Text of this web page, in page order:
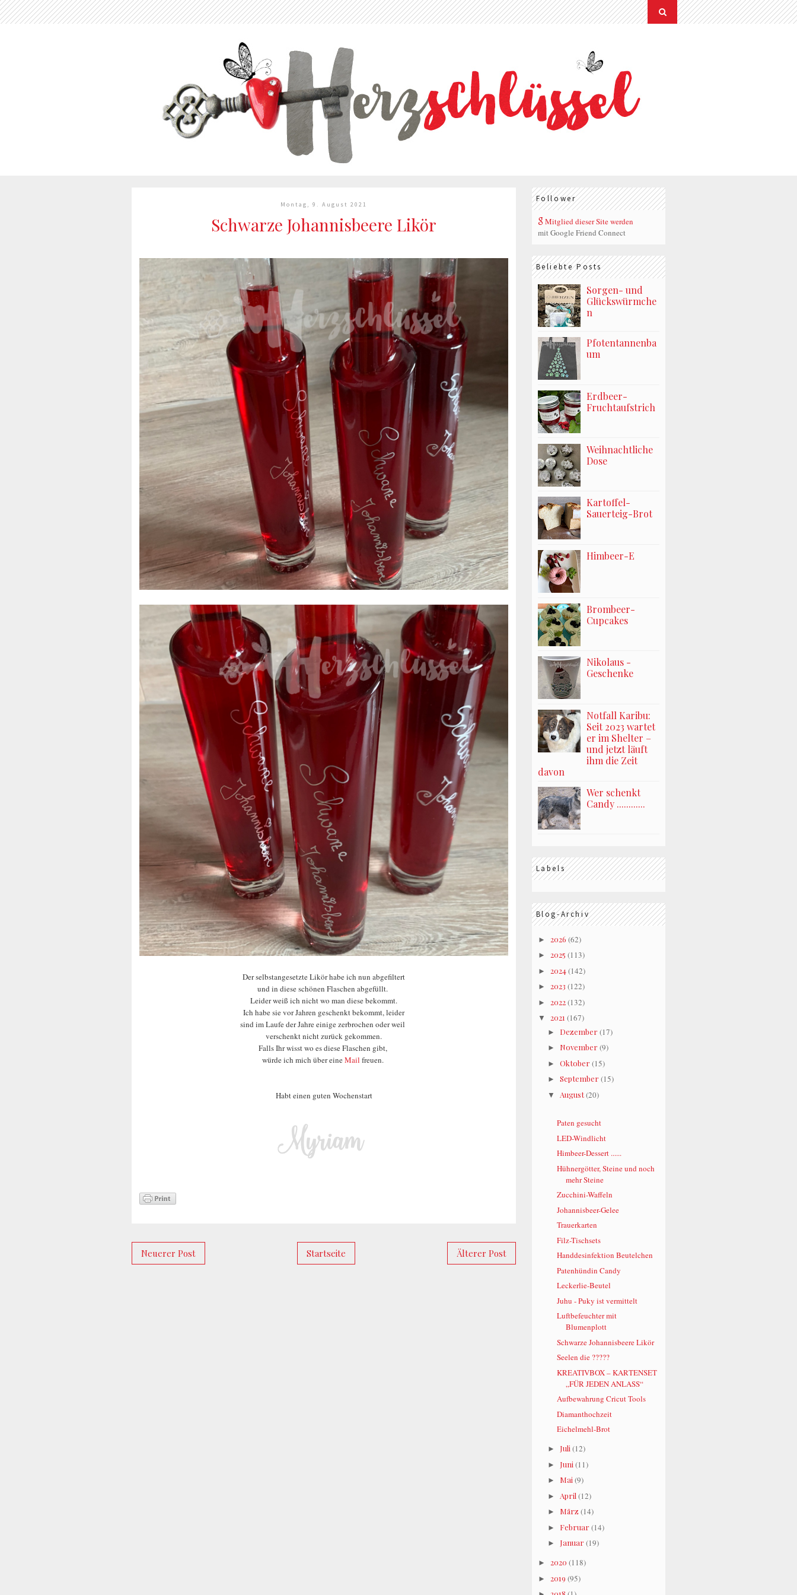
Montag, 9. August 2021
Schwarze Johannisbeere Likör
Der selbstangesetzte Likör habe ich nun abgefiltert
und in diese schönen Flaschen abgefüllt.
Leider weiß ich nicht wo man diese bekommt.
Ich habe sie vor Jahren geschenkt bekommt, leider
sind im Laufe der Jahre einige zerbrochen oder weil
verschenkt nicht zurück gekommen.
Falls Ihr wisst wo es diese Flaschen gibt,
würde ich mich über eineMail freuen.
Habt einen guten Wochenstart
Neuerer Post Älterer Post
Startseite
Follower
Mitglied dieser Site werden
mit Google Friend Connect
Beliebte Posts
Sorgen- und
Glückswürmche
n
Pfotentannenba
um
Erdbeer-
Fruchtaufstrich
Weihnachtliche
Dose
Kartoffel-
Sauerteig-Brot
Himbeer-E
Brombeer-
Cupcakes
Nikolaus -
Geschenke
Notfall Karibu:
Seit 2023 wartet
er im Shelter –
und jetzt läuft
ihm die Zeit
davon
Wer schenkt
Candy ............
Labels
Blog-Archiv
► 2026 (62)
► 2025 (113)
► 2024(142)
► 2023 (122)
► 2022(132)
▼ 2021 (167)
► Dezember (17)
► November (9)
► Oktober (15)
► September (15)
▼ August (20)
Paten gesucht
LED-Windlicht
Himbeer-Dessert ......
Hühnergötter, Steine und noch
mehr Steine
Zucchini-Waffeln
Johannisbeer-Gelee
Trauerkarten
Filz-Tischsets
Handdesinfektion Beutelchen
Patenhündin Candy
Leckerlie-Beutel
Juhu - Puky ist vermittelt
Luftbefeuchter mit
Blumenplott
Schwarze Johannisbeere Likör
Seelen die ?????
KREATIVBOX – KARTENSET
„FÜR JEDEN ANLASS“
Aufbewahrung Cricut Tools
Diamanthochzeit
Eichelmehl-Brot
► Juli (12)
► Juni (11)
► Mai (9)
► April (12)
► März (14)
► Februar (14)
► Januar (19)
► 2020 (118)
► 2019 (95)